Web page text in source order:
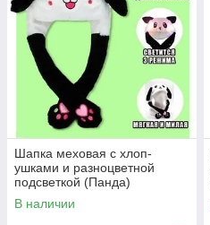
Шапка меховая с хлоп-
ушками и разноцветной
подсветкой (Панда)
В наличии